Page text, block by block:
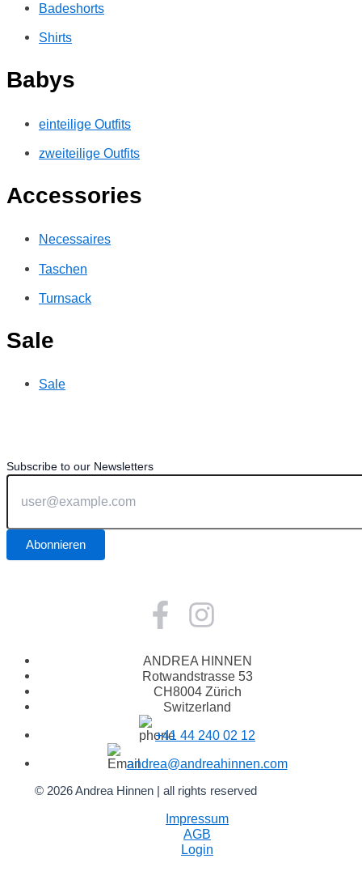
Badeshorts
Shirts
Babys
einteilige Outfits
zweiteilige Outfits
Accessories
Necessaires
Taschen
Turnsack
Sale
Sale
Subscribe to our Newsletters
ANDREA HINNEN
Rotwandstrasse 53
CH8004 Zürich
Switzerland
+41 44 240 02 12
andrea@andreahinnen.com
© 2026 Andrea Hinnen | all rights reserved
Impressum
AGB
Login